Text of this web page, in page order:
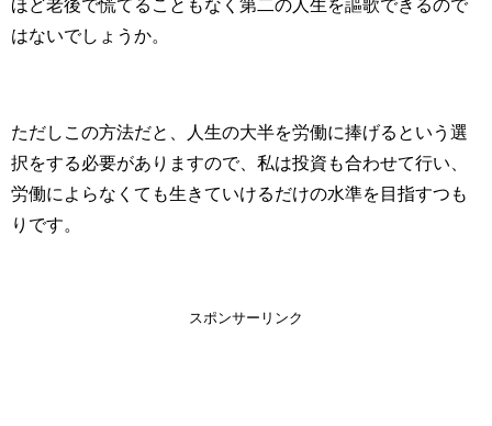
ほど老後で慌てることもなく第二の人生を謳歌できるので
はないでしょうか。
ただしこの方法だと、人生の大半を労働に捧げるという選
択をする必要がありますので、私は投資も合わせて行い、
労働によらなくても生きていけるだけの水準を目指すつも
りです。
スポンサーリンク